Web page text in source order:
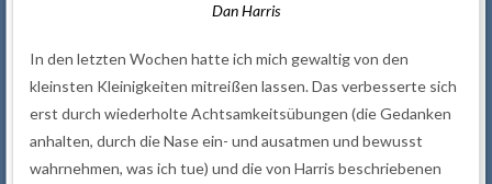
Dan Harris
In den letzten Wochen hatte ich mich gewaltig von den
kleinsten Kleinigkeiten mitreißen lassen. Das verbesserte sich
erst durch wiederholte Achtsamkeitsübungen (die Gedanken
anhalten, durch die Nase ein- und ausatmen und bewusst
wahrnehmen, was ich tue) und die von Harris beschriebenen